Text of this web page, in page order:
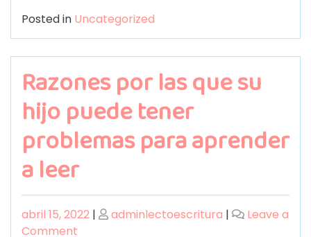
Posted in Uncategorized
Razones por las que su
hijo puede tener
problemas para aprender
a leer
abril 15, 2022 | adminlectoescritura |
Leave a
Comment